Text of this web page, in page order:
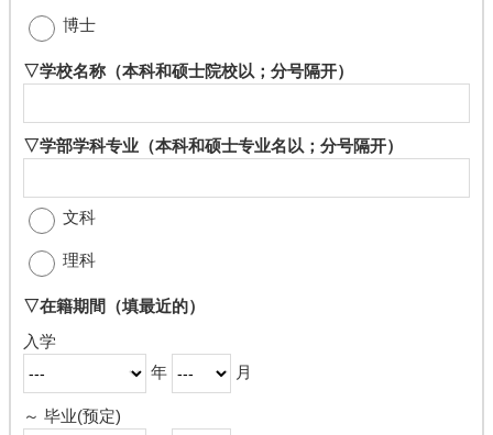
博士
▽学校名称（本科和硕士院校以；分号隔开）
▽学部学科专业 （本科和硕士专业名以；分号隔开）
文科
理科
▽在籍期間
（填最近的）
入学
年
月
～ 毕业(预定)